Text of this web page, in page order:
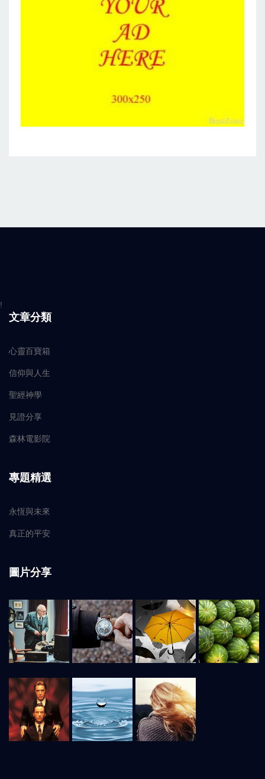
!
文章分類
心靈百寶箱
信仰與人生
聖經神學
見證分享
森林電影院
專題精選
永恆與未來
真正的平安
圖片分享